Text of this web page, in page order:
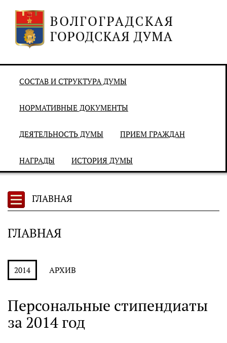
СОСТАВ И СТРУКТУРА ДУМЫ
НОРМАТИВНЫЕ ДОКУМЕНТЫ
ДЕЯТЕЛЬНОСТЬ ДУМЫ ПРИЕМ ГРАЖДАН
НАГРАДЫ ИСТОРИЯ ДУМЫ
ГЛАВНАЯ
ГЛАВНАЯ
2014 АРХИВ
Персональные стипендиаты
за 2014 год